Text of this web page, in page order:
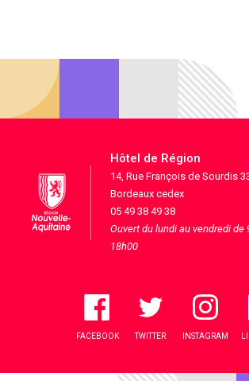
Hôtel de Région
14, Rue François de Sourdis
Bordeaux cedex
05 49 38 49 38
Ouvert du lundi au vendredi de
18h00
FACEBOOK TWITTER INSTAGRAM